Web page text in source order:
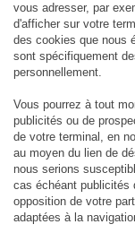
vous adresser, par
d'afficher sur votre
des cookies que nous
sont spécifiquement
personnellement.
Vous pourrez à tout
publicités ou de
de votre terminal, en
au moyen du lien de
nous serions
cas échéant publicités
opposition de votre
adaptées à la